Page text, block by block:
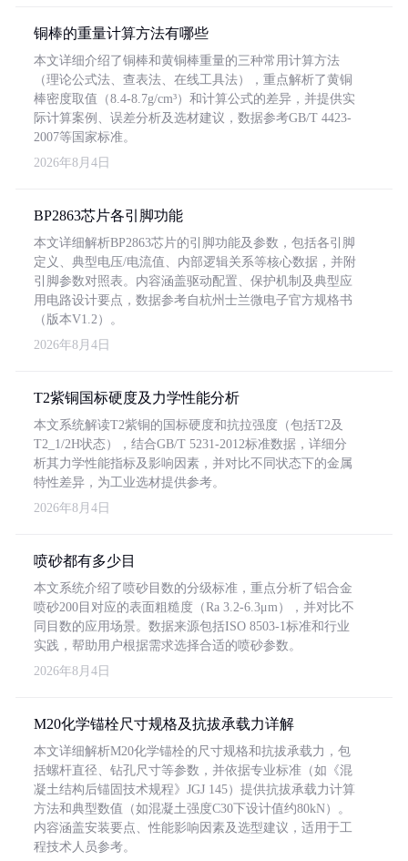
铜棒的重量计算方法有哪些
本文详细介绍了铜棒和黄铜棒重量的三种常用计算方法
（理论公式法、查表法、在线工具法），重点解析了黄铜
棒密度取值（8.4-8.7g/cm³）和计算公式的差异，并提供实
际计算案例、误差分析及选材建议，数据参考GB/T 4423-
2007等国家标准。
2026年8月4日
BP2863芯片各引脚功能
本文详细解析BP2863芯片的引脚功能及参数，包括各引脚
定义、典型电压/电流值、内部逻辑关系等核心数据，并附
引脚参数对照表。内容涵盖驱动配置、保护机制及典型应
用电路设计要点，数据参考自杭州士兰微电子官方规格书
（版本V1.2）。
2026年8月4日
T2紫铜国标硬度及力学性能分析
本文系统解读T2紫铜的国标硬度和抗拉强度（包括T2及
T2_1/2H状态），结合GB/T 5231-2012标准数据，详细分
析其力学性能指标及影响因素，并对比不同状态下的金属
特性差异，为工业选材提供参考。
2026年8月4日
喷砂都有多少目
本文系统介绍了喷砂目数的分级标准，重点分析了铝合金
喷砂200目对应的表面粗糙度（Ra 3.2-6.3μm），并对比不
同目数的应用场景。数据来源包括ISO 8503-1标准和行业
实践，帮助用户根据需求选择合适的喷砂参数。
2026年8月4日
M20化学锚栓尺寸规格及抗拔承载力详解
本文详细解析M20化学锚栓的尺寸规格和抗拔承载力，包
括螺杆直径、钻孔尺寸等参数，并依据专业标准（如《混
凝土结构后锚固技术规程》JGJ 145）提供抗拔承载力计算
方法和典型数值（如混凝土强度C30下设计值约80kN）。
内容涵盖安装要点、性能影响因素及选型建议，适用于工
程技术人员参考。